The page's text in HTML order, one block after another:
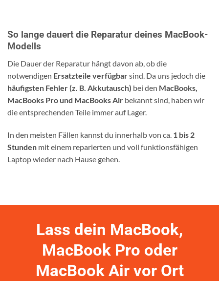
So lange dauert die Reparatur deines MacBook-
Modells
Die Dauer der Reparatur hängt davon ab, ob die
notwendigen Ersatzteile verfügbarsind. Da uns jedoch die
häufigsten Fehler (z. B. Akkutausch) bei den MacBooks,
MacBooks Pro und MacBooks Air bekannt sind, haben wir
die entsprechenden Teile immer auf Lager.
In den meisten Fällen kannst du innerhalb von ca. 1 bis 2
Stunden mit einem reparierten und voll funktionsfähigen
Laptop wieder nach Hause gehen.
Lass dein MacBook,
MacBook Pro oder
MacBook Air vor Ort